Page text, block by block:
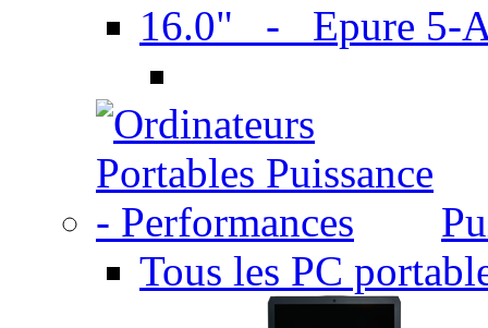
16.0" - Epure 5-
Tous les PC